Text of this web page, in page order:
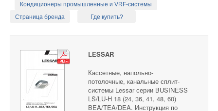
Кондиционеры промышленные и VRF-системы
Страница бренда
Где купить?
LESSAR
Кассетные, напольно-
потолочные, канальные сплит-
системы Lessar серии BUSINESS
LS/LU-H 18 (24, 36, 41, 48, 60)
BEA/TEA/DEA. Инструкция по